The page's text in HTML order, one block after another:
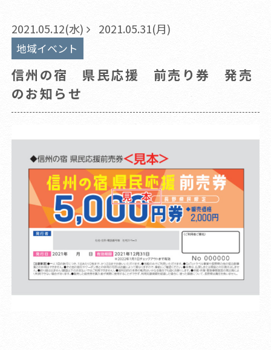
2021.05.12(水) 2021.05.31(月)
地域イベント
信州の宿 県民応援 前売り券 発売
のお知らせ